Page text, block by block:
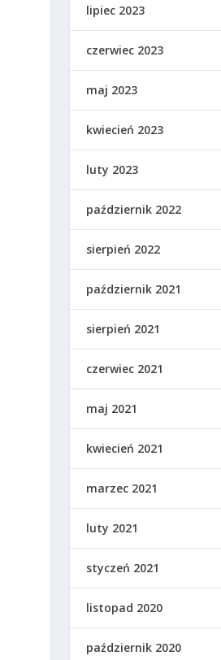
lipiec 2023
czerwiec 2023
maj 2023
kwiecień 2023
luty 2023
październik 2022
sierpień 2022
październik 2021
sierpień 2021
czerwiec 2021
maj 2021
kwiecień 2021
marzec 2021
luty 2021
styczeń 2021
listopad 2020
październik 2020